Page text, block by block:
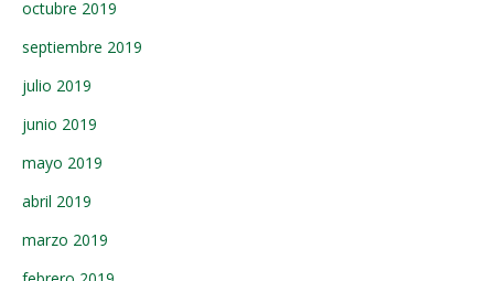
octubre 2019
septiembre 2019
julio 2019
junio 2019
mayo 2019
abril 2019
marzo 2019